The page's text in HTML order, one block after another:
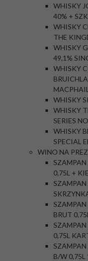
WHISKY
40% +
WHISKY
THE
WHISKY
49,1%
WHISKY
WHISKY
WHISKY
SERIES
WHISKY
SPECIAL
WINO NA
0,75L +
SZAMPAN
BRUT
0,75L
B/W 0,75L